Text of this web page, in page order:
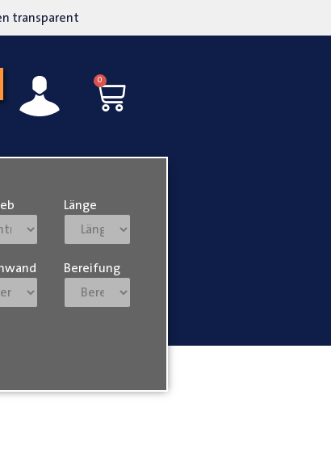
transparent
0
Länge
Bereifung